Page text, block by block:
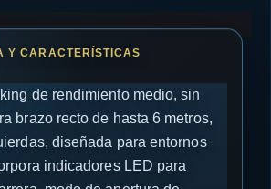
de rendimiento medio, sin
brazo recto de hasta 6 metros,
diseñada para entornos
indicadores LED para